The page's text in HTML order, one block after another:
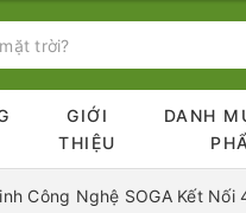
GIỚI
THIỆU
DANH
Công Nghệ SOGA Kết Nối